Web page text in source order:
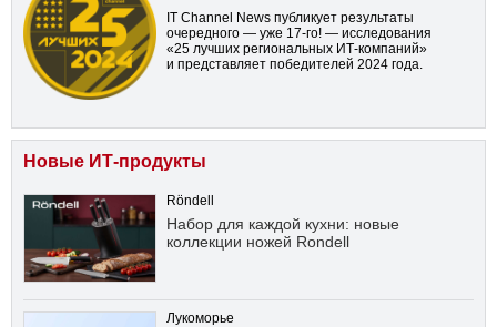
IT Channel News публикует результаты
очередного — уже 17-го! — исследования
«25 лучших региональных ИТ-компаний»
и представляет победителей 2024 года.
Новые ИТ-продукты
Röndell
Набор для каждой кухни: новые
коллекции ножей Rondell
Лукоморье